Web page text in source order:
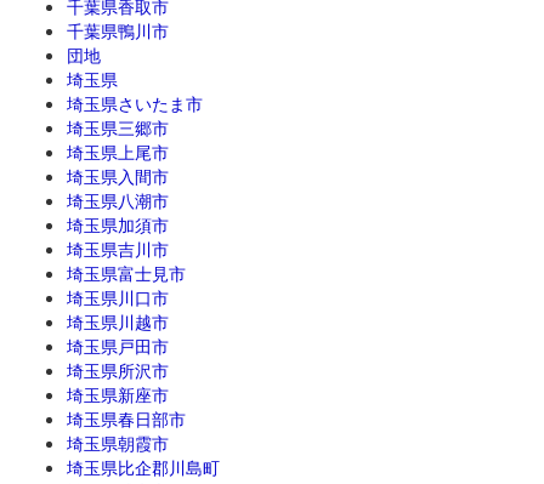
千葉県香取市
千葉県鴨川市
団地
埼玉県
埼玉県さいたま市
埼玉県三郷市
埼玉県上尾市
埼玉県入間市
埼玉県八潮市
埼玉県加須市
埼玉県吉川市
埼玉県富士見市
埼玉県川口市
埼玉県川越市
埼玉県戸田市
埼玉県所沢市
埼玉県新座市
埼玉県春日部市
埼玉県朝霞市
埼玉県比企郡川島町